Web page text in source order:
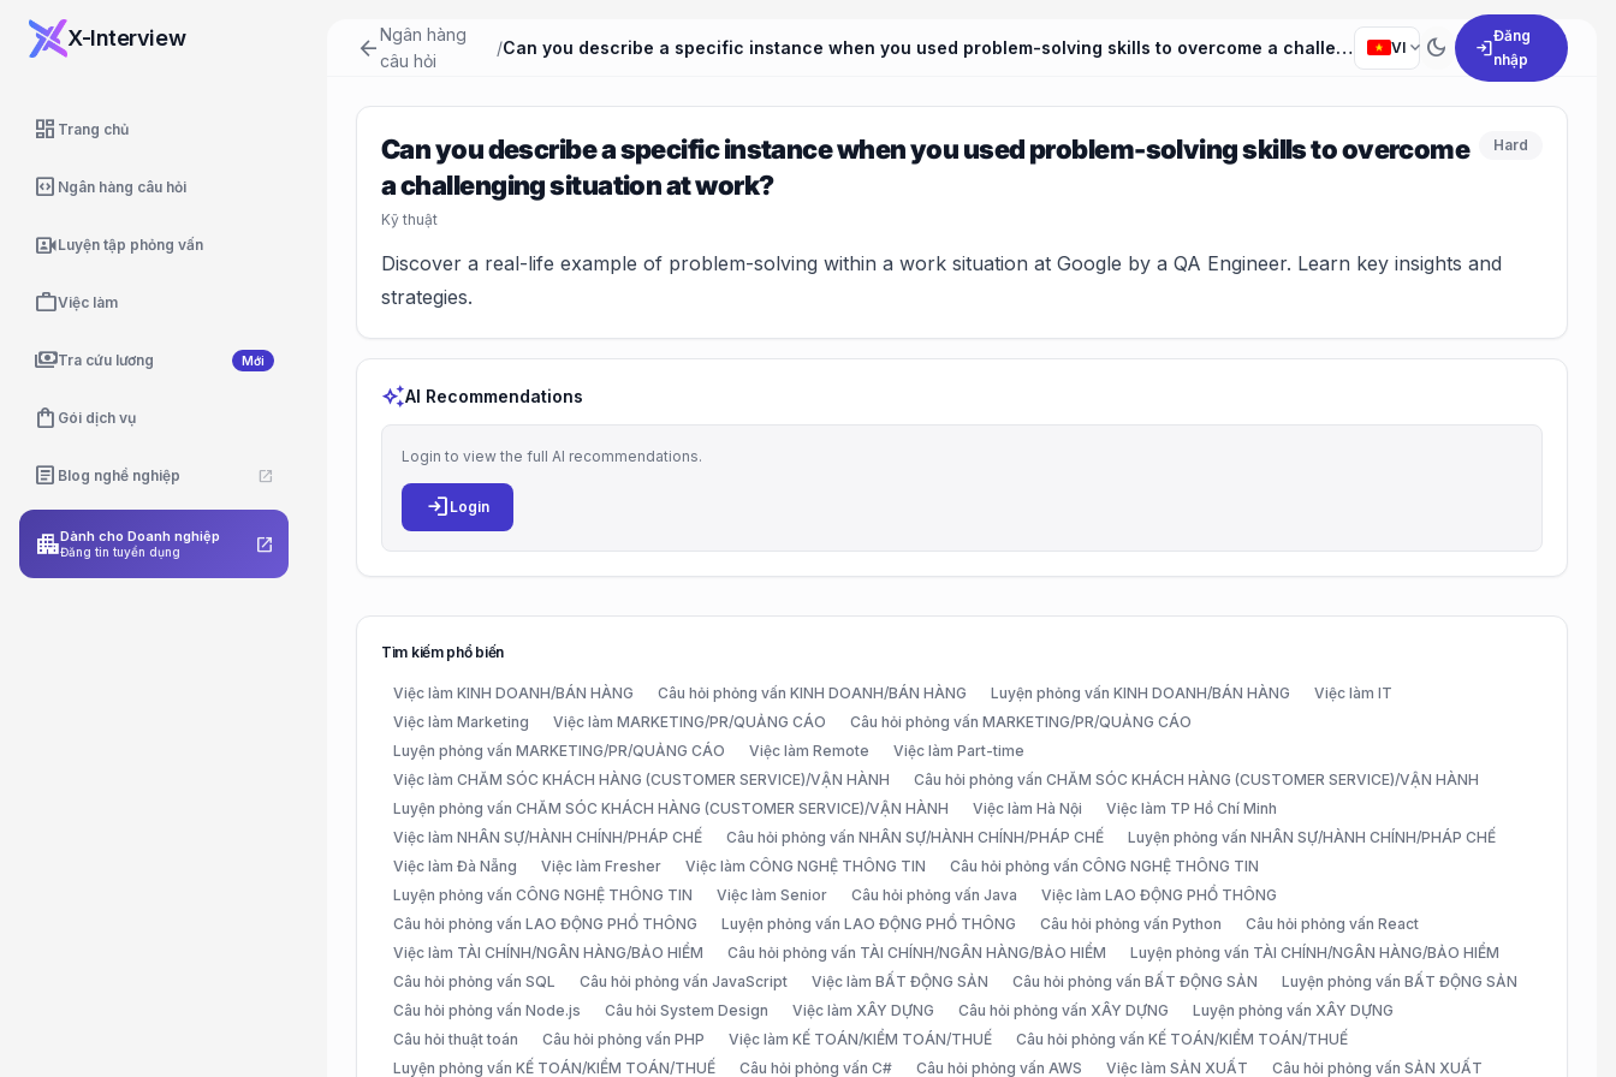
X-Interview
dashboard Trang chủ
code_blocks Ngân hàng câu hỏi
video_camera_frontLuyện tập phỏng vấn
workViệc làm
paymentsTra cứu lương Mới
shopping_bag Gói dịch vụ
article Blog nghề nghiệp open_in_new
apartmentDành cho Doanh nghiệp
Đăng tin tuyển dụng open_in_new
arrow_backNgân hàng
câu hỏi
/ Can you describe a specific instance when you used problem-solving skills to overcome a challenging situation at work? VI expand_more dark_mode login
Đăng
nhập
Can you describe a specific instance when you used problem-solving skills to overcome
a challenging situation at work?
Kỹ thuật
Hard
Discover a real-life example of problem-solving within a work situation at Google by a QA Engineer. Learn key insights and
strategies.
auto_awesomeAI Recommendations
Login to view the full AI recommendations.
login Login
Tìm kiếm phổ biến
Việc làm KINH DOANH/BÁN HÀNG Câu hỏi phỏng vấn KINH DOANH/BÁN HÀNG Luyện phỏng vấn KINH DOANH/BÁN HÀNG
Việc làm IT
Việc làm Marketing
Việc làm MARKETING/PR/QUẢNG CÁO
Câu hỏi phỏng vấn MARKETING/PR/QUẢNG CÁO
Luyện phỏng vấn MARKETING/PR/QUẢNG CÁO
Việc làm Remote
Việc làm Part-time
Việc làm CHĂM SÓC KHÁCH HÀNG (CUSTOMER SERVICE)/VẬN HÀNH
Câu hỏi phỏng vấn CHĂM SÓC KHÁCH HÀNG (CUSTOMER SERVICE)/VẬN HÀNH
Luyện phỏng vấn CHĂM SÓC KHÁCH HÀNG (CUSTOMER SERVICE)/VẬN HÀNH
Việc làm Hà Nội
Việc làm TP Hồ Chí Minh
Việc làm NHÂN SỰ/HÀNH CHÍNH/PHÁP CHẾ
Câu hỏi phỏng vấn NHÂN SỰ/HÀNH CHÍNH/PHÁP CHẾ
Luyện phỏng vấn NHÂN SỰ/HÀNH CHÍNH/PHÁP CHẾ
Việc làm Đà Nẵng
Việc làm Fresher Việc làm CÔNG NGHỆ THÔNG TIN
Câu hỏi phỏng vấn CÔNG NGHỆ THÔNG TIN
Luyện phỏng vấn CÔNG NGHỆ THÔNG TIN
Việc làm Senior Câu hỏi phỏng vấn Java
Việc làm LAO ĐỘNG PHỔ THÔNG
Câu hỏi phỏng vấn LAO ĐỘNG PHỔ THÔNG
Luyện phỏng vấn LAO ĐỘNG PHỔ THÔNG Câu hỏi phỏng vấn Python
Câu hỏi phỏng vấn React
Việc làm TÀI CHÍNH/NGÂN HÀNG/BẢO HIỂM
Câu hỏi phỏng vấn TÀI CHÍNH/NGÂN HÀNG/BẢO HIỂM
Luyện phỏng vấn TÀI CHÍNH/NGÂN HÀNG/BẢO HIỂM
Câu hỏi phỏng vấn SQL
Câu hỏi phỏng vấn JavaScript Việc làm BẤT ĐỘNG SẢN Câu hỏi phỏng vấn BẤT ĐỘNG SẢN
Luyện phỏng vấn BẤT ĐỘNG SẢN
Câu hỏi phỏng vấn Node.js
Câu hỏi System Design Việc làm XÂY DỰNG Câu hỏi phỏng vấn XÂY DỰNG
Luyện phỏng vấn XÂY DỰNG
Câu hỏi thuật toán
Câu hỏi phỏng vấn PHP Việc làm KẾ TOÁN/KIỂM TOÁN/THUẾ
Câu hỏi phỏng vấn KẾ TOÁN/KIỂM TOÁN/THUẾ
Luyện phỏng vấn KẾ TOÁN/KIỂM TOÁN/THUẾ
Câu hỏi phỏng vấn C# Câu hỏi phỏng vấn AWS Việc làm SẢN XUẤT Câu hỏi phỏng vấn SẢN XUẤT